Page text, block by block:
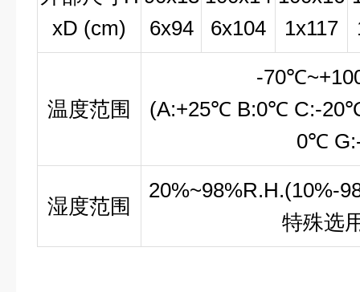
xD (cm)
6x94
6x104
1x117
温度范围
-70℃
(A:+25℃ B:0℃ C:-20
0℃
湿度范围
20%~98%R.H.(10%-
特殊选